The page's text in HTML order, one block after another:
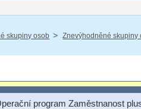
skupiny osob / Znevýhodněné skupiny
program Zaměstnanost